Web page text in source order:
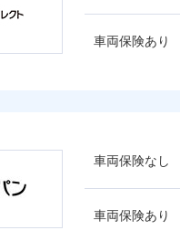
車両保険あり
車両保険なし
車両保険あり